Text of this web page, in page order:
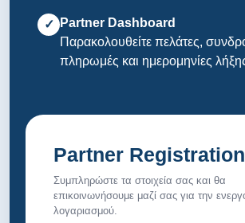
✓
Partner Dashboard
Παρακολουθείτε πελάτες,
πληρωμές και ημερομηνίες
Partner Registration
Συμπληρώστε τα στοιχεία σας και θα
επικοινωνήσουμε μαζί σας για την
λογαριασμού.